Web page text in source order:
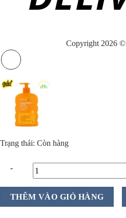
Copyright 2026 ©
Trạng thái: Còn hàng
THÊM VÀO GIỎ HÀNG